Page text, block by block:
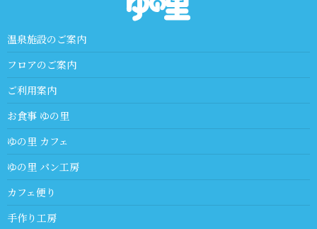
温泉施設のご案内
フロアのご案内
ご利用案内
お食事 ゆの里
ゆの里 カフェ
ゆの里 パン工房
カフェ便り
手作り工房